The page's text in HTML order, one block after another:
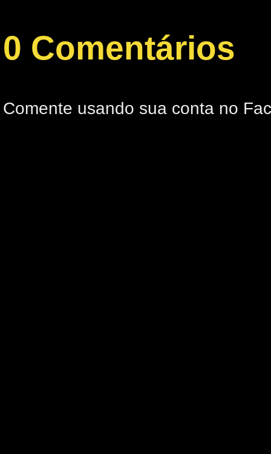
0 Comentários
Comente usando sua conta no